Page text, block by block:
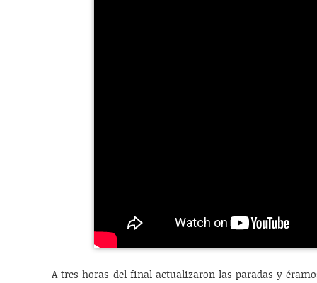
A tres horas del final actualizaron las paradas y